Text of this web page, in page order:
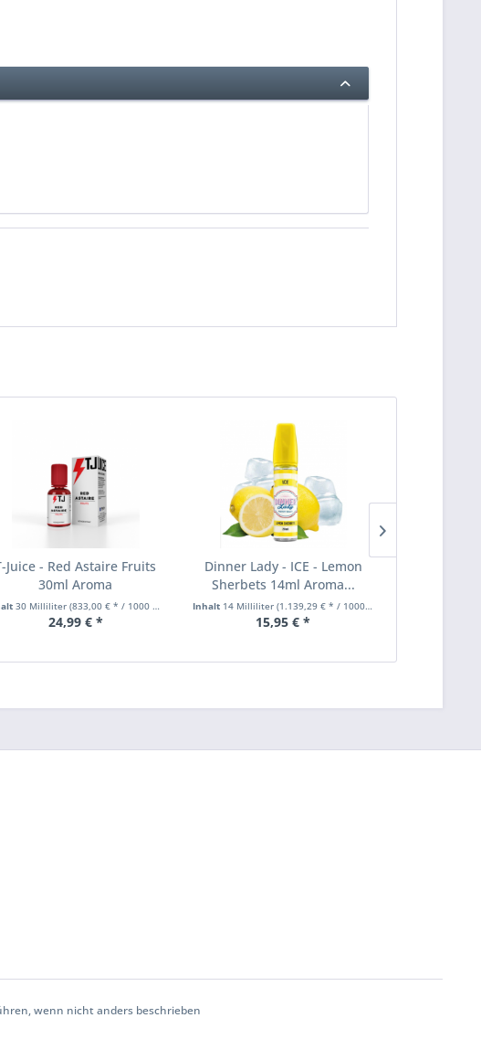
Juice - Red Astaire Fruits
30ml Aroma
30 Milliliter (833,00 € * / 1000 Milliliter)
24,99 € *
Dinner Lady - ICE - Lemon
Sherbets 14ml Aroma...
Inhalt 14 Milliliter(1.139,29 € * / 1000 Milliliter)
15,95 € *
wenn nicht anders beschrieben